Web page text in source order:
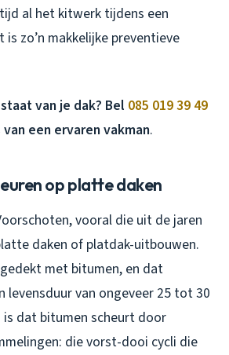
al het kitwerk tijdens een
zo’n makkelijke preventieve
van je dak? Bel 085 019 39 49
een ervaren vakman.
op platte daken
vooral die uit de jaren
daken of platdak-uitbouwen.
met bitumen, en dat
levensduur van ongeveer 25 tot 30
is dat bitumen scheurt door
die vorst-dooi cycli die